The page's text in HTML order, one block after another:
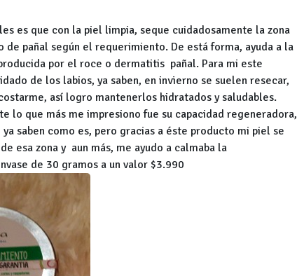
es que con la piel limpia, seque cuidadosamente la zona
pañal según el requerimiento. De está forma, ayuda a la
por el roce o dermatitis pañal. Para mi este
de los labios, ya saben, en invierno se suelen resecar,
así logro mantenerlos hidratados y saludables.
lo que más me impresiono fue su capacidad regeneradora,
saben como es, pero gracias a éste producto mi piel se
esa zona y aun más, me ayudo a calmaba la
de 30 gramos a un valor $3.990